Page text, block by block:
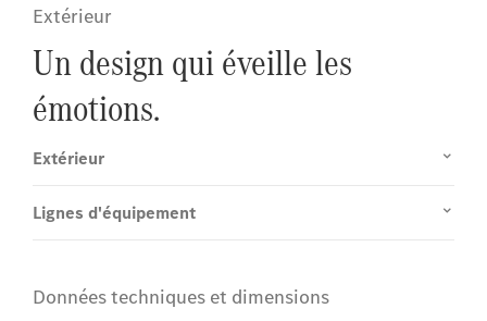
Extérieur
Un design qui éveille les
émotions.
Extérieur
Lignes d'équipement
Données techniques et dimensions